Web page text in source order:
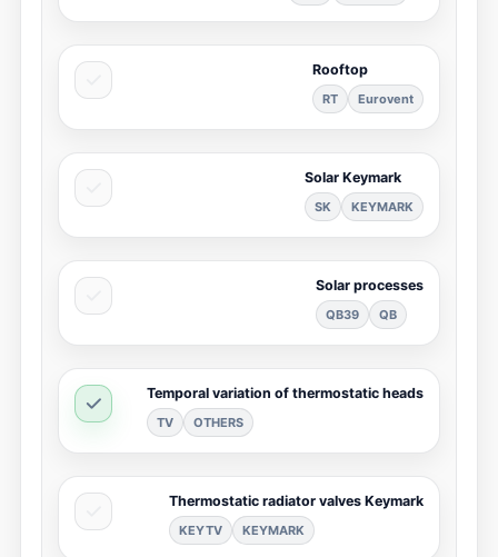
Rooftop
Eurovent
RT
Solar Keymark
KEYMARK
SK
Solar processes
QB39
Temporal variation of thermostatic heads
OTHERS
TV
Thermostatic radiator valves Keymark
KEYMARK
KEYTV